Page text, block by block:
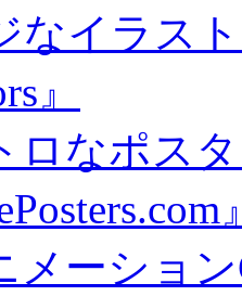
なイラス
』
ロなポス
メーショ